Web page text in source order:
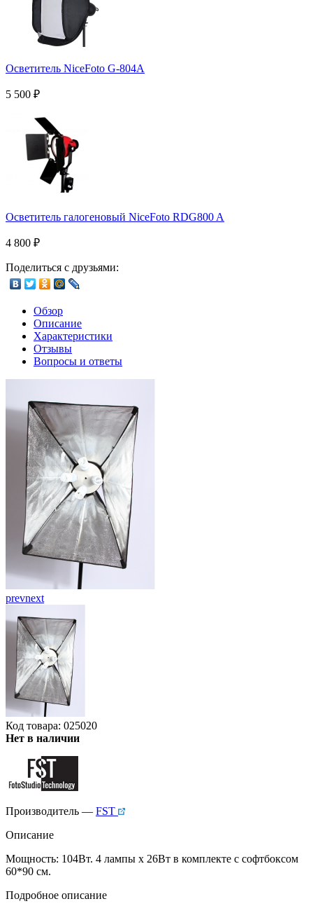
Осветитель NiceFoto G-804A
5 500 ₽
Осветитель галогеновый NiceFoto RDG800 A
4 800 ₽
Поделиться с друзьями:
Обзор
Описание
Характеристики
Отзывы
Вопросы и ответы
prevnext
Код товара: 025020
Нет в наличии
Производитель — FST
Описание
Мощность: 104Вт. 4 лампы х 26Вт в комплекте с софтбоксом
60*90 см.
Подробное описание